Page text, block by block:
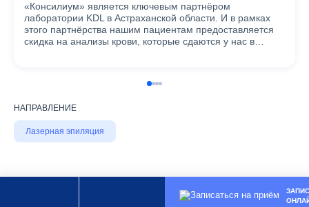
«Консилиум» является ключевым партнёром
лаборатории KDL в Астраханской области. И в рамках
этого партнёрства нашим пациентам предоставляется
скидка на анализы крови, которые сдаются у нас в…
НАПРАВЛЕНИЕ
Лазерная эпиляция